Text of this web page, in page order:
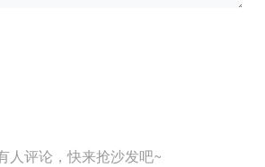
人评论，快来抢沙发吧~